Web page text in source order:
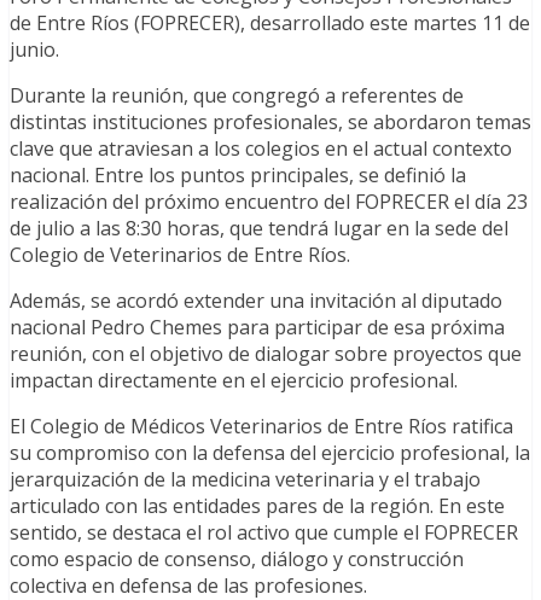
de Entre Ríos (FOPRECER), desarrollado este martes 11 de
junio.
Durante la reunión, que congregó a referentes de
distintas instituciones profesionales, se abordaron temas
clave que atraviesan a los colegios en el actual contexto
nacional. Entre los puntos principales, se definió la
realización del próximo encuentro del FOPRECER el día 23
de julio a las 8:30 horas, que tendrá lugar en la sede del
Colegio de Veterinarios de Entre Ríos.
Además, se acordó extender una invitación al diputado
nacional Pedro Chemes para participar de esa próxima
reunión, con el objetivo de dialogar sobre proyectos que
impactan directamente en el ejercicio profesional.
El Colegio de Médicos Veterinarios de Entre Ríos ratifica
su compromiso con la defensa del ejercicio profesional, la
jerarquización de la medicina veterinaria y el trabajo
articulado con las entidades pares de la región. En este
sentido, se destaca el rol activo que cumple el FOPRECER
como espacio de consenso, diálogo y construcción
colectiva en defensa de las profesiones.